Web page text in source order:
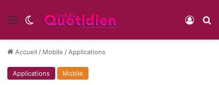
Menu Switch skin
Accueil / Mobile / Applications
Applications Mobile